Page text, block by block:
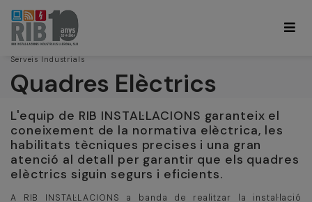
Serveis Industrials
Quadres Elèctrics
L'equip de RIB INSTAL·LACIONS garanteix el
coneixement de la normativa elèctrica, les
habilitats tècniques precises i una gran
atenció al detall per garantir que els quadres
elèctrics siguin segurs i eficients.
A RIB INSTAL·LACIONS a banda de realitzar la instal·lació